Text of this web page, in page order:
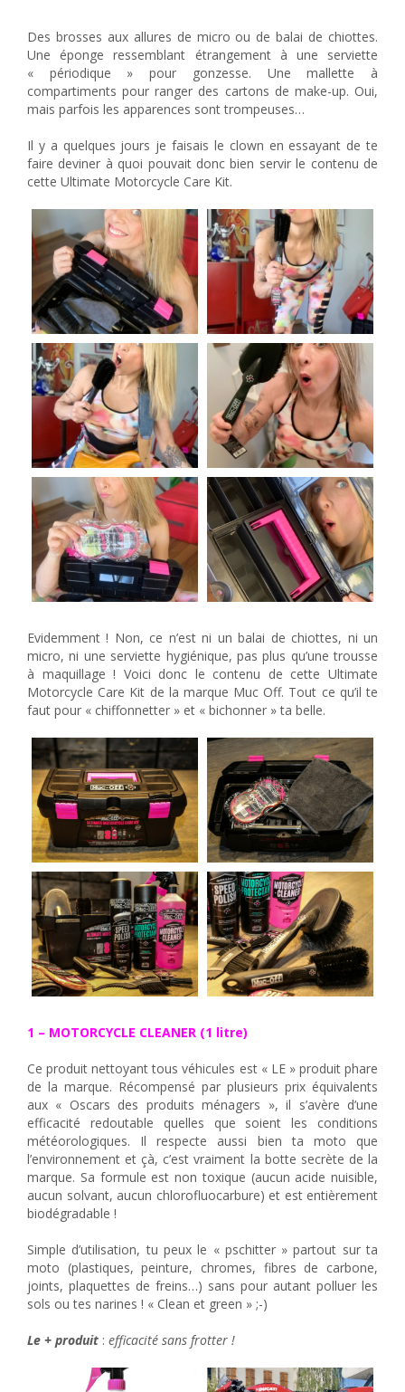
Des brosses aux allures de micro ou de balai de chiottes.
Une éponge ressemblant étrangement à une serviette
« périodique » pour gonzesse. Une mallette à
compartiments pour ranger des cartons de make-up. Oui,
mais parfois les apparences sont trompeuses…
Il y a quelques jours je faisais le clown en essayant de te
faire deviner à quoi pouvait donc bien servir le contenu de
cette Ultimate Motorcycle Care Kit.
Evidemment ! Non, ce n’est ni un balai de chiottes, ni un
micro, ni une serviette hygiénique, pas plus qu’une trousse
à maquillage ! Voici donc le contenu de cette Ultimate
Motorcycle Care Kit de la marque Muc Off. Tout ce qu’il te
faut pour « chiffonnetter » et « bichonner » ta belle.
1 – MOTORCYCLE CLEANER (1 litre)
Ce produit nettoyant tous véhicules est « LE » produit phare
de la marque. Récompensé par plusieurs prix équivalents
aux « Oscars des produits ménagers », il s’avère d’une
efficacité redoutable quelles que soient les conditions
météorologiques. Il respecte aussi bien ta moto que
l’environnement et çà, c’est vraiment la botte secrète de la
marque. Sa formule est non toxique (aucun acide nuisible,
aucun solvant, aucun chlorofluocarbure) et est entièrement
biodégradable !
Simple d’utilisation, tu peux le « pschitter » partout sur ta
moto (plastiques, peinture, chromes, fibres de carbone,
joints, plaquettes de freins…) sans pour autant polluer les
sols ou tes narines ! « Clean et green » ;-)
Le + produit : efficacité sans frotter !